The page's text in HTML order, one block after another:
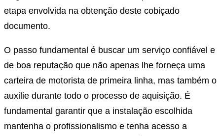
etapa envolvida na obtenção deste cobiçado
documento.
O passo fundamental é buscar um serviço confiável e
de boa reputação que não apenas lhe forneça uma
carteira de motorista de primeira linha, mas também o
auxilie durante todo o processo de aquisição. É
fundamental garantir que a instalação escolhida
mantenha o profissionalismo e tenha acesso a